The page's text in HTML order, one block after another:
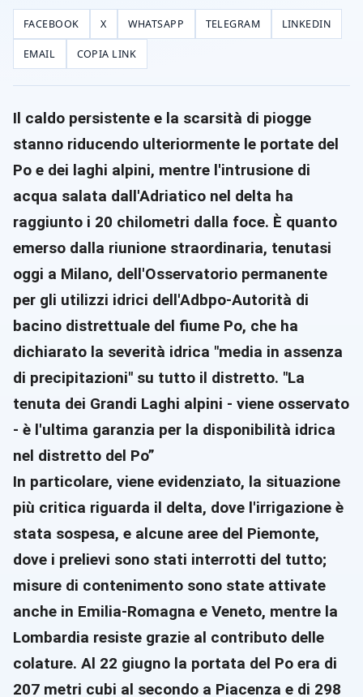
FACEBOOK X WHATSAPP TELEGRAM LINKEDIN
EMAIL COPIA LINK
Il caldo persistente e la scarsità di piogge
stanno riducendo ulteriormente le portate del
Po e dei laghi alpini, mentre l'intrusione di
acqua salata dall'Adriatico nel delta ha
raggiunto i 20 chilometri dalla foce. È quanto
emerso dalla riunione straordinaria, tenutasi
oggi a Milano, dell'Osservatorio permanente
per gli utilizzi idrici dell'Adbpo-Autorità di
bacino distrettuale del fiume Po, che ha
dichiarato la severità idrica "media in assenza
di precipitazioni" su tutto il distretto. "La
tenuta dei Grandi Laghi alpini - viene osservato
- è l'ultima garanzia per la disponibilità idrica
nel distretto del Po”
In particolare, viene evidenziato, la situazione
più critica riguarda il delta, dove l'irrigazione è
stata sospesa, e alcune aree del Piemonte,
dove i prelievi sono stati interrotti del tutto;
misure di contenimento sono state attivate
anche in Emilia-Romagna e Veneto, mentre la
Lombardia resiste grazie al contributo delle
colature. Al 22 giugno la portata del Po era di
207 metri cubi al secondo a Piacenza e di 298